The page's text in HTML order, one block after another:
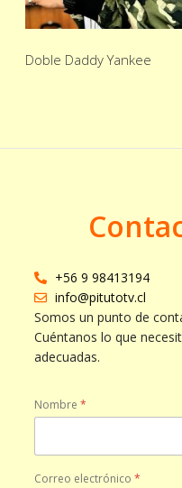
Doble Daddy Yankee
+56 9 98413194
info@pitutotv.cl
Somos un punto de
Cuéntanos lo que
adecuadas.
Nombre *
Correo electrónico *